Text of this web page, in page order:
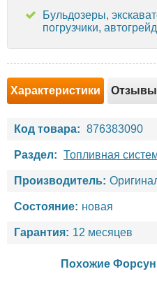
Бульдозеры,
погрузчики,
Характеристики Отзывы
Код товара: 876383090
Раздел: Топливная
Производитель:
Состояние: новая
Гарантия: 12 месяцев
Похожие